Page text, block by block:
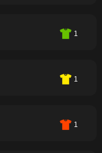
1
1
1